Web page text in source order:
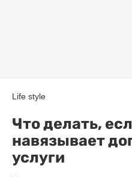
Life style
Что делать,
навязывает
услуги